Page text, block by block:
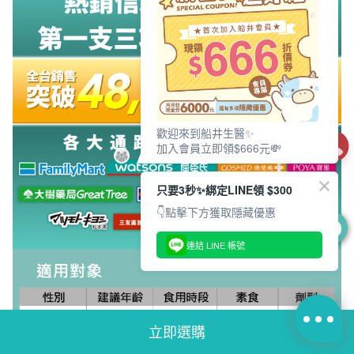
立即選購
歡迎來到船井生醫✨
加入會員立即領$666元💸
只要3秒✨綁定LINE領 $300
👇點擊下方獲取隱藏優惠
連結 LINE 帳號